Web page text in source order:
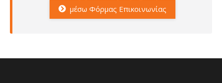
μέσω Φόρμας Επικοινωνίας